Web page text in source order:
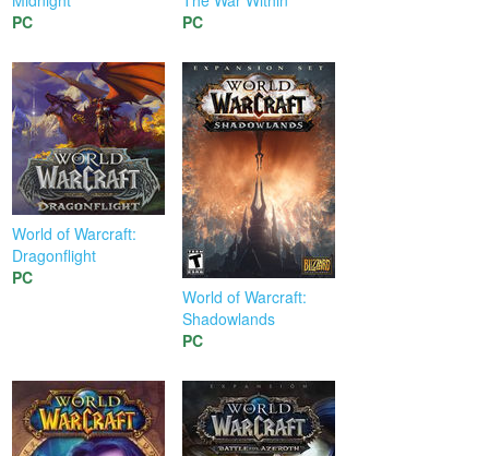
PC
PC
World of Warcraft:
Dragonflight
PC
World of Warcraft:
Shadowlands
PC